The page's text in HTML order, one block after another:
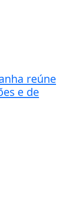
reúne
e de